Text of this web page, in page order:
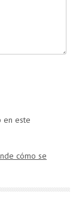
en este
cómo se